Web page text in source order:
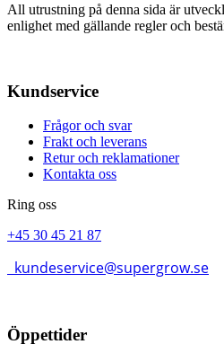
All utrustning på denna sida är
enlighet med gällande regler och
Kundservice
Frågor och svar
Frakt och leverans
Retur och reklamationer
Kontakta oss
Ring oss
+45 30 45 21 87
kundeservice@supergrow.se
Öppettider